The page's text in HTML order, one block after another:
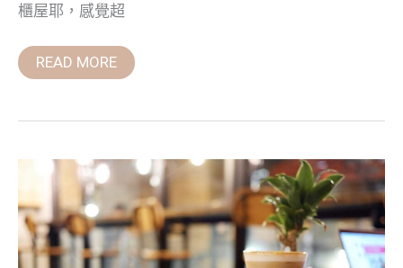
櫃屋耶，感覺超
READ MORE
咖
啡-
新
北